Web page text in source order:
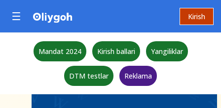
Kirish
Mandat 2024 Kirish ballari Yangiliklar
DTM testlar Reklama